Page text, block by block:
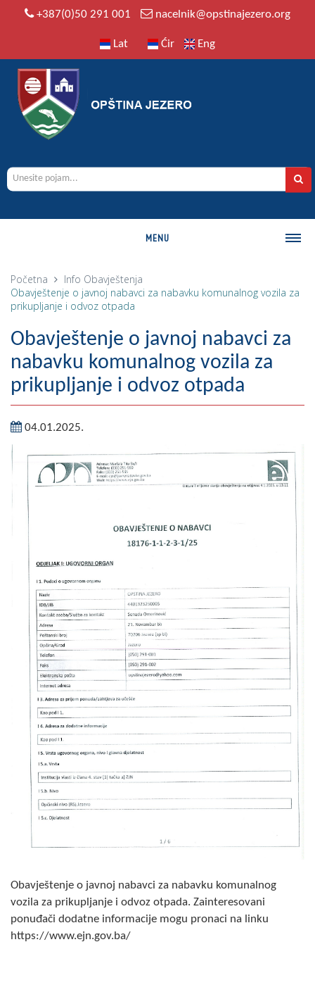
+387(0)50 291 001 nacelnik@opstinajezero.org
Lat Ćir Eng
MENU
O OPŠTINI
Istorija
Geografija
Naseljena mjesta
Zanimljivosti
Fotogalerija
NAČELNIK
O Načelniku
Zamjenik načelnika
SKUPŠTINA
Statut Opštine
Skupštinsko vijeće opštine jezero
Sastav Skupštine
Službeni Glasnici
OPŠTINSKA UPRAVA
INFO
Vijesti
Obavještenja
Zaštita od požara
Početna Info Obavještenja
Obavještenje o javnoj nabavci za nabavku komunalnog vozila za
prikupljanje i odvoz otpada
Obavještenje o javnoj nabavci za
nabavku komunalnog vozila za
prikupljanje i odvoz otpada
04.01.2025.
Obavještenje o javnoj nabavci za nabavku komunalnog
vozila za prikupljanje i odvoz otpada. Zainteresovani
ponuđači dodatne informacije mogu pronaci na linku
https://www.ejn.gov.ba/